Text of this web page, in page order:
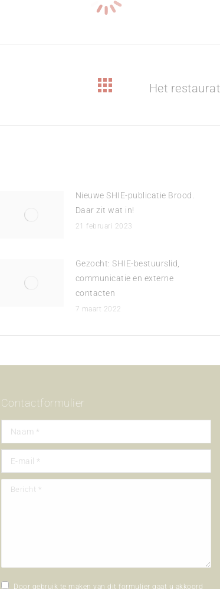
Volgend
Het
Nieuwe SHIE-publicatie Brood.
Daar zit wat in!
21 februari 2023
Gezocht: SHIE-bestuurslid,
communicatie en externe
contacten
7 maart 2022
Contactformulier
Naam *
E-mail *
Bericht *
Door gebruik te maken van dit formulier gaat u akkoord